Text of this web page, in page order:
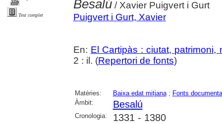
Text complet
Besalú/ Xavier Puigvert i Gurt
Puigvert i Gurt, Xavier
En: El Cartipàs : ciutat, patrimoni,
2 : il. (Repertori de fonts)
Matèries: Baixa edat mitjana; Fonts
Àmbit:
Besalú
Cronologia: 1331 - 1380